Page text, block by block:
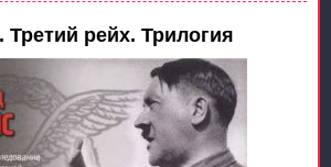
рейх. Трилогия